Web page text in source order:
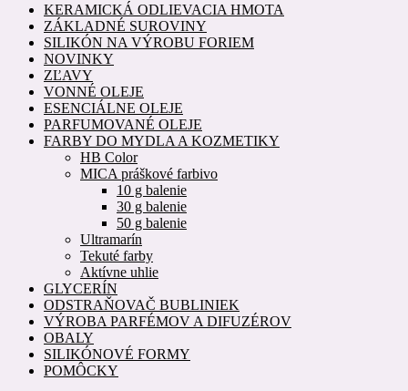
KERAMICKÁ ODLIEVACIA HMOTA
ZÁKLADNÉ SUROVINY
SILIKÓN NA VÝROBU FORIEM
NOVINKY
ZĽAVY
VONNÉ OLEJE
ESENCIÁLNE OLEJE
PARFUMOVANÉ OLEJE
FARBY DO MYDLA A KOZMETIKY
HB Color
MICA práškové farbivo
10 g balenie
30 g balenie
50 g balenie
Ultramarín
Tekuté farby
Aktívne uhlie
GLYCERÍN
ODSTRAŇOVAČ BUBLINIEK
VÝROBA PARFÉMOV A DIFUZÉROV
OBALY
SILIKÓNOVÉ FORMY
POMÔCKY